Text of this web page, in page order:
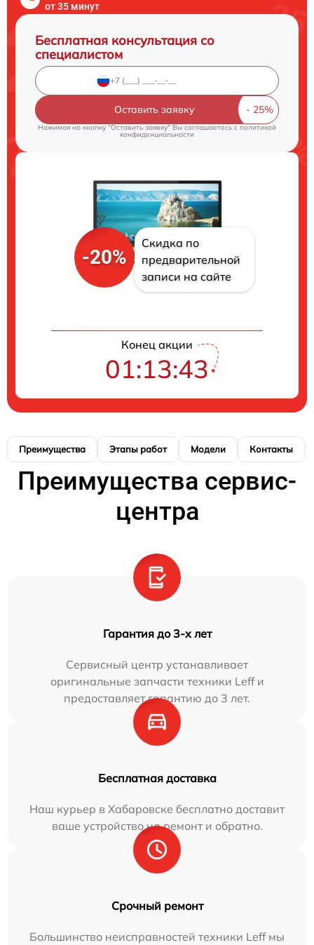
от 35 минут
Бесплатная консультация со
специалистом
Оставить заявку
Нажимая на кнопку "Оставить заявку" Вы соглашаетесь cполитикой
конфиденциальности
-20%
Скидка по
предварительной
записи на сайте
Конец акции
01:13:42
Преимущества Этапы работ Модели Контакты
Преимущества сервис-
центра
Гарантия до 3-х лет
Сервисный центр устанавливает
оригинальные запчасти техники Leff и
предоставляет гарантию до 3 лет.
Бесплатная доставка
Наш курьер в Хабаровске бесплатно доставит
ваше устройство на ремонт и обратно.
Срочный ремонт
Большинство неисправностей техники Leff мы